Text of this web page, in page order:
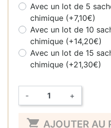
Avec un lot de 5
chimique (+7,10€)
Avec un lot de 10
chimique (+14,20€)
Avec un lot de 15
chimique (+21,30€)
Quantité
- +
 AJOUTER AU